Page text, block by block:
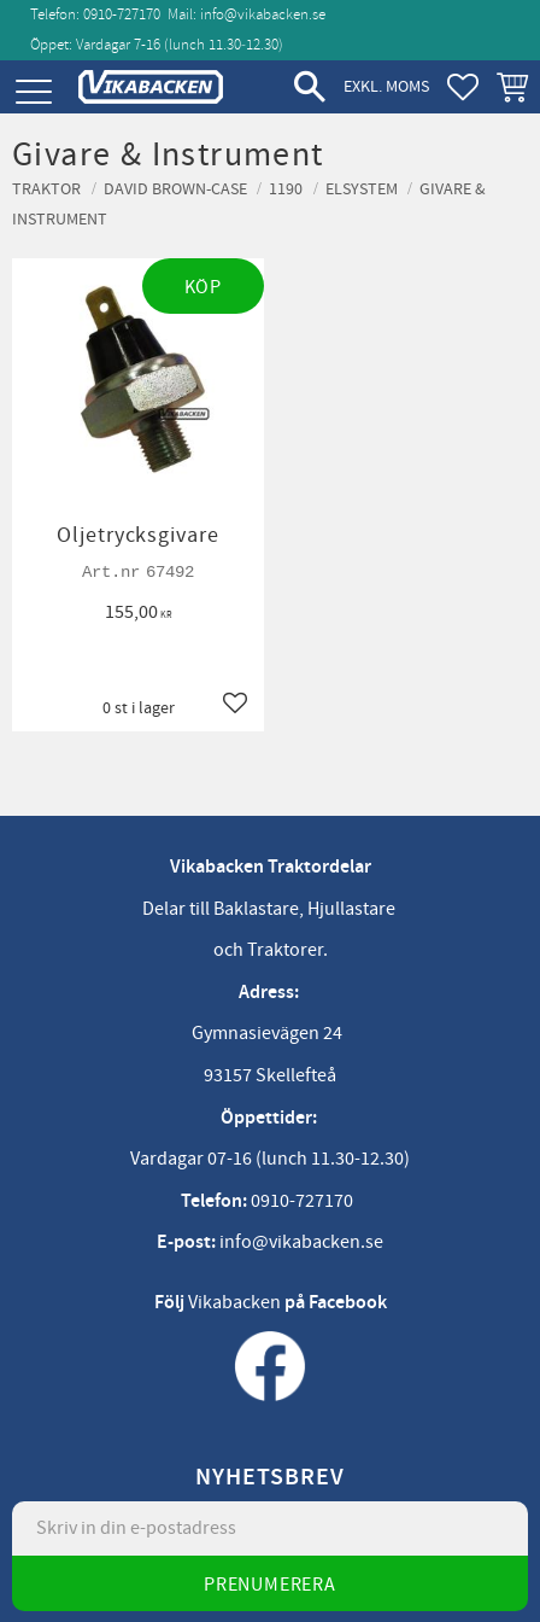
Meny
Telefon: 0910-727170 Mail: info@vikabacken.se
Öppet: Vardagar 7-16 (lunch 11.30‑12.30)
EXKL. MOMS
Givare & Instrument
TRAKTOR DAVID BROWN-CASE 1190 ELSYSTEM
GIVARE &
INSTRUMENT
Oljetrycksgivare
67492
155,00KR
Lägg till i favoriter
0 st i lager
KÖP
Vikabacken Traktordelar
Delar till Baklastare, Hjullastare
och Traktorer.
Adress:
Gymnasievägen 24
93157 Skellefteå
Öppettider:
Vardagar 07-16 (lunch 11.30-12.30)
Telefon:0910-727170
E-post: info@vikabacken.se
FöljVikabacken på Facebook
NYHETSBREV
PRENUMERERA